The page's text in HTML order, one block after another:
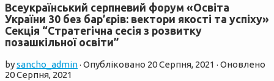
Всеукраїнський серпневий форум «Освіта
України 30 без бар’єрів: вектори якості та успіху»
Секція “Стратегічна сесія з розвитку
позашкільної освіти”
bysancho_admin· Опубліковано 20 Серпня, 2021 · Оновлено
20 Серпня, 2021